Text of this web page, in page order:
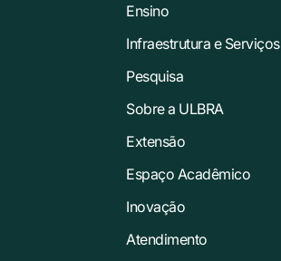
Ensino
Infraestrutura e Serviços
Pesquisa
Sobre a ULBRA
Extensão
Espaço Acadêmico
Inovação
Atendimento